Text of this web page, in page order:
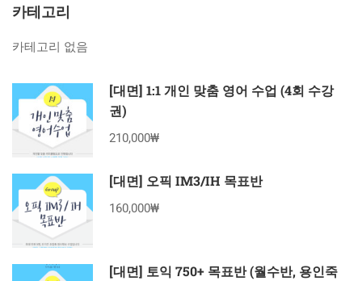
카테고리
카테고리 없음
[대면] 1:1 개인 맞춤 영어 수업 (4회 수강
권)
210,000₩
[대면] 오픽 IM3/IH 목표반
160,000₩
[대면] 토익 750+ 목표반 (월수반, 용인죽